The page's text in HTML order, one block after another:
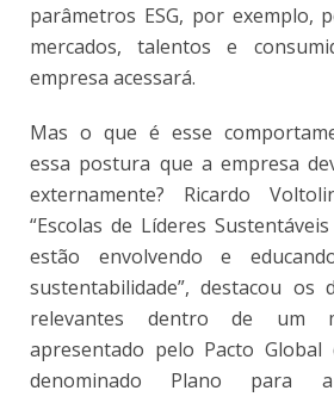
parâmetros ESG, por exemplo,
mercados, talentos e
empresa acessará.
Mas o que é esse
essa postura que a empresa
externamente? Ricardo
“Escolas de Líderes
estão envolvendo e
sustentabilidade”, destacou os
relevantes dentro de um
apresentado pelo Pacto Global
denominado Plano para